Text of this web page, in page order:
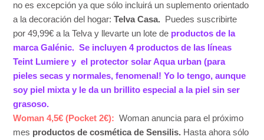
no es excepción ya que sólo incluirá un suplemento orientado
a la decoración del hogar:Telva Casa.
Puedes suscribirte
por 49,99€ a la Telva y llevarte un lote de productos de la
marca Galénic. Se incluyen 4 productos de las líneas
Teint Lumiere y el protector solar Aqua urban (para
pieles secas y normales, fenomenal! Yo lo tengo, aunque
soy piel mixta y le da un brillito especial a la piel sin ser
grasoso.
Woman 4,5€ (Pocket 2€): Woman anuncia para el próximo
mes productos de cosmética de Sensilis. Hasta ahora sólo